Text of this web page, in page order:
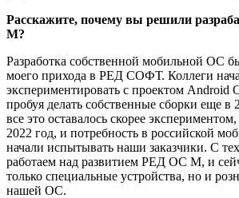
Расскажите, почему вы решили
М?
Разработка собственной мобильной ОС
моего прихода в РЕД СОФТ. Коллеги
экспериментировать с проектом Android
пробуя делать собственные сборки еще в
все это оставалось скорее
2022 год, и потребность в российской
начали испытывать наши заказчики. С
работаем над развитием РЕД ОС М, и
только специальные устройства, но и
нашей ОС.